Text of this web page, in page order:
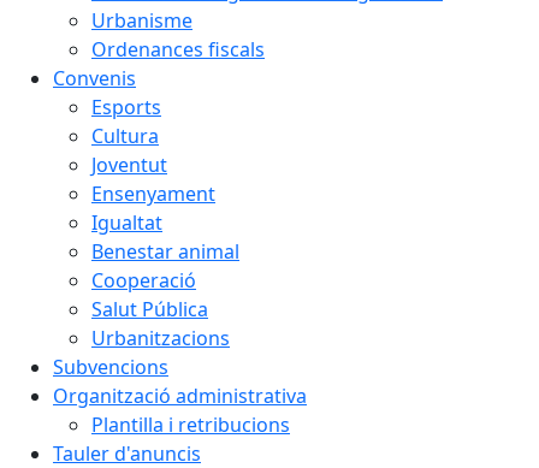
Urbanisme
Ordenances fiscals
Convenis
Esports
Cultura
Joventut
Ensenyament
Igualtat
Benestar animal
Cooperació
Salut Pública
Urbanitzacions
Subvencions
Organització administrativa
Plantilla i retribucions
Tauler d'anuncis